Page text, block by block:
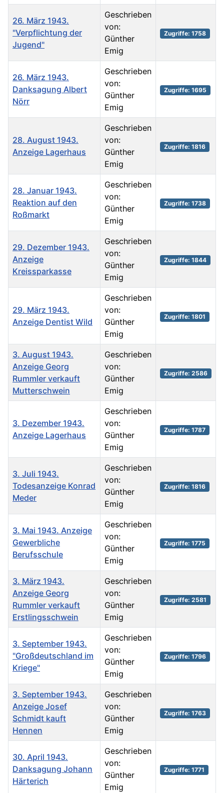
26. März 1943.
"Verpflichtung der
Jugend"
Geschrieben
von:
Günther
Emig
Zugriffe: 1758
26. März 1943.
Danksagung Albert
Nörr
Geschrieben
von:
Günther
Emig
Zugriffe: 1695
28. August 1943.
Anzeige Lagerhaus
Geschrieben
von:
Günther
Emig
Zugriffe: 1816
28. Januar 1943.
Reaktion auf den
Roßmarkt
Geschrieben
von:
Günther
Emig
Zugriffe: 1738
29. Dezember 1943.
Anzeige
Kreissparkasse
Geschrieben
von:
Günther
Emig
Zugriffe: 1844
29. März 1943.
Anzeige Dentist Wild
Geschrieben
von:
Günther
Emig
Zugriffe: 1801
3. August 1943.
Anzeige Georg
Rummler verkauft
Mutterschwein
Geschrieben
von:
Günther
Emig
Zugriffe: 2586
3. Dezember 1943.
Anzeige Lagerhaus
Geschrieben
von:
Günther
Emig
Zugriffe: 1787
3. Juli 1943.
Todesanzeige Konrad
Meder
Geschrieben
von:
Günther
Emig
Zugriffe: 1816
3. Mai 1943. Anzeige
Gewerbliche
Berufsschule
Geschrieben
von:
Günther
Emig
Zugriffe: 1775
3. März 1943.
Anzeige Georg
Rummler verkauft
Erstlingsschwein
Geschrieben
von:
Günther
Emig
Zugriffe: 2581
3. September 1943.
"Großdeutschland im
Kriege"
Geschrieben
von:
Günther
Emig
Zugriffe: 1796
3. September 1943.
Anzeige Josef
Schmidt kauft
Hennen
Geschrieben
von:
Günther
Emig
Zugriffe: 1763
30. April 1943.
Danksagung Johann
Härterich
Geschrieben
von:
Günther
Emig
Zugriffe: 1771